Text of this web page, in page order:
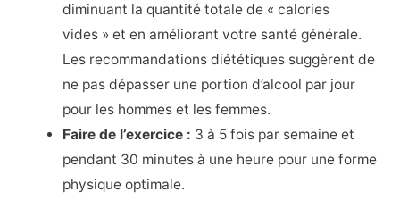
diminuant la quantité totale de « calories
vides » et en améliorant votre santé générale.
Les recommandations diététiques suggèrent de
ne pas dépasser une portion d’alcool par jour
pour les hommes et les femmes.
Faire de l’exercice : 3 à 5 fois par semaine et
pendant 30 minutes à une heure pour une forme
physique optimale.